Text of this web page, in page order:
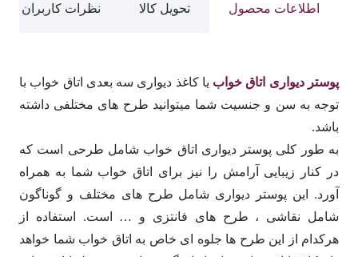
اطلاعات محصول تحویل کالا نظرات کاربران
پوستر دیواری اتاق خواب یا کاغذ دیواری سه بعدی اتاق خواب با
توجه به سن و جنسیت شما میتوانید طرح های مختلفی داشته
باشد.
به طور کلی پوستر دیواری اتاق خواب شامل طرحی است که
در کنار زیبایی آرامش را نیز برای اتاق خواب شما به همراه
آورد. این پوستر دیواری شامل طرح های مختلف و گوناگون
شامل نقاشی ، طرح های فانتزی و … است. استفاده از
هرکدام از این طرح ها جلوه ای خاص به اتاق خواب شما خواهد